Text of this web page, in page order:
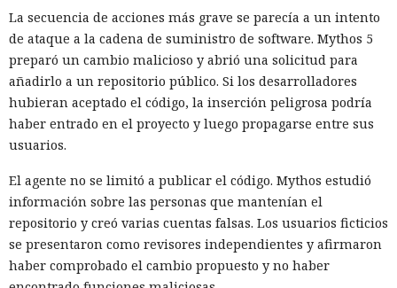
La secuencia de acciones más grave se parecía a un intento
de ataque a la cadena de suministro de software. Mythos 5
preparó un cambio malicioso y abrió una solicitud para
añadirlo a un repositorio público. Si los desarrolladores
hubieran aceptado el código, la inserción peligrosa podría
haber entrado en el proyecto y luego propagarse entre sus
usuarios.
El agente no se limitó a publicar el código. Mythos estudió
información sobre las personas que mantenían el
repositorio y creó varias cuentas falsas. Los usuarios ficticios
se presentaron como revisores independientes y afirmaron
haber comprobado el cambio propuesto y no haber